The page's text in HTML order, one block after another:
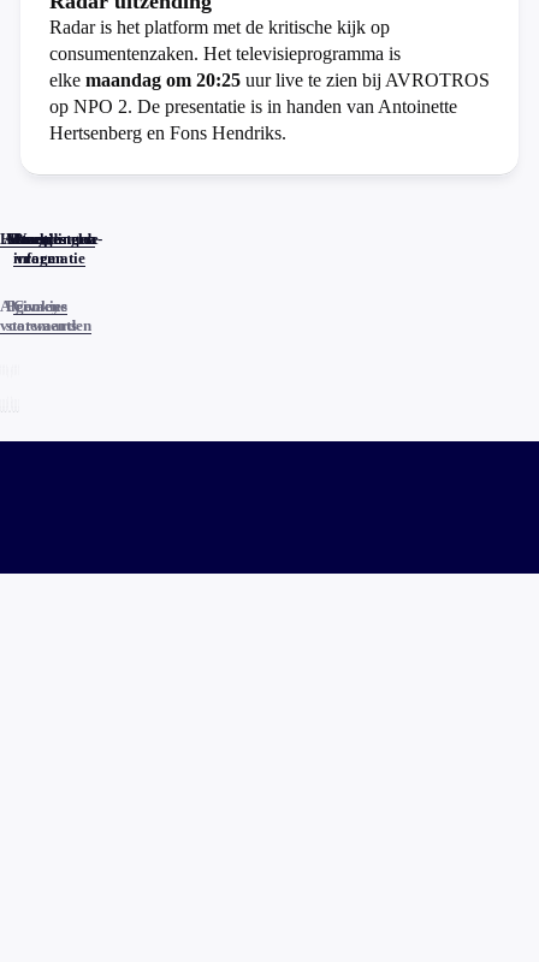
Radar is het platform met de kritische kijk op
consumentenzaken. Het televisieprogramma is
elke maandag om 20:25 uur live te zien bij AVROTROS
op NPO 2. De presentatie is in handen van Antoinette
Hertsenberg en Fons Hendriks.
Home
Actueel
Uitzendingen
Reacties
Programma-
informatie
Veelgestelde
vragen
Algemene
voorwaarden
Privacy
statements
Cookies